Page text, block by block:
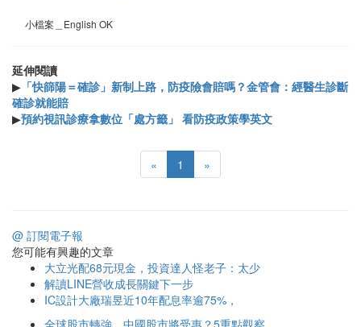
小檔案＿English OK
延伸閱讀
▶ 「快篩陽＝確診」新制上路，防疫險會賠嗎？金管會：經醫生診斷
確診就能賠
▶預約視訊診療拿數位「處方籤」 看防疫政策學英文
« 1 »
@ 訂閱電子報
您可能有興趣的文章
大立光配68元現金，投資達人怪老子：太少
解讀LINE營收成長關鍵下一步
IC設計大廠瑞昱近10年配息率逾75%，